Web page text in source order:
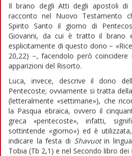
Il brano degli Atti degli apostoli di
racconto nel Nuovo Testamento
Spirito Santo il giorno di
Giovanni, da cui è tratto il brano
esplicitamente di questo dono −
20,22) −, facendolo però
apparizioni del Risorto.
Luca, invece, descrive il dono
Pentecoste; ovviamente si tratta
(letteralmente «settimane»), che
la Pasqua ebraica, ovvero il
greca «pentecoste», infatti,
sottintende «giorno») ed è
indicare la festa di Shavuotin
Tobia (Tb 2,1) e nel Secondo libro dei